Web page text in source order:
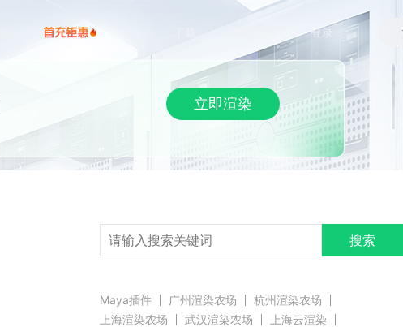
登录
立即渲染
搜索
Maya插件 广州渲染农场
杭州渲染农场
上海渲染农场
武汉渲染农场
上海云渲染